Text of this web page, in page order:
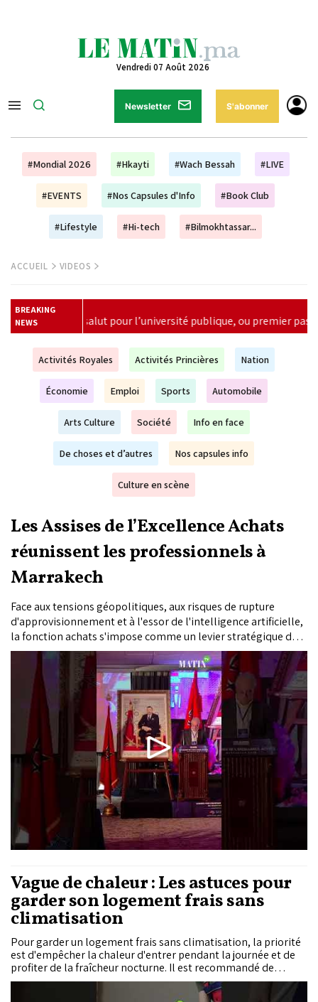
Vendredi 07 Août 2026
Newsletter S'abonner
#Mondial 2026 #Hkayti #Wach Bessah #LIVE
#EVENTS #Nos Capsules d'Info #Book Club
#Lifestyle #Hi-tech #Bilmokhtassar...
ACCUEIL VIDEOS
BREAKING
NEWS
publique, ou premier pas vers sa privatisation ? |
Activités Royales Activités Princières Nation
Économie Emploi Sports Automobile
Arts Culture Société Info en face
De choses et d’autres Nos capsules info
Culture en scène
Les Assises de l’Excellence Achats
réunissent les professionnels à
Marrakech
Face aux tensions géopolitiques, aux risques de rupture
d'approvisionnement et à l'essor de l'intelligence artificielle,
la fonction achats s'impose comme un levier stratégique de
souveraineté économique, de compétitivité et de résilience.
Réunis à Marrakech lors des Assises de l'Excellence Achats,
les professionnels du secteur ont plaidé pour des chaînes
d'approvisionnement plus sûres, des fournisseurs locaux...
Vague de chaleur : Les astuces pour
garder son logement frais sans
climatisation
Pour garder un logement frais sans climatisation, la priorité
est d'empêcher la chaleur d'entrer pendant la journée et de
profiter de la fraîcheur nocturne. Il est recommandé de
fermer fenêtres, volets, rideaux et stores dès le matin,
surtout sur les façades exposées au soleil.